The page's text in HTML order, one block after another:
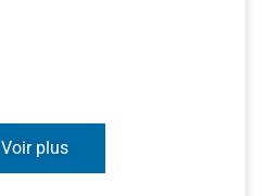
Voir plus